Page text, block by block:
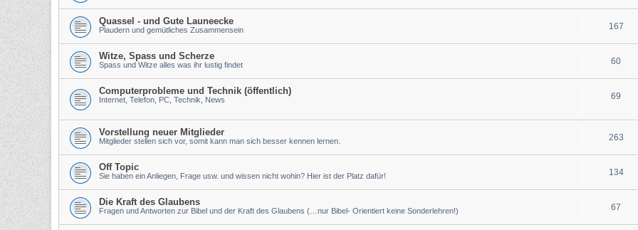
Quassel - und Gute Launeecke
Plaudern und gemütliches Zusammensein 167
Witze, Spass und Scherze
Spass und Witze alles was ihr lustig findet 60
Computerprobleme und Technik (öffentlich)
Internet, Telefon, PC, Technik, News 69
Vorstellung neuer Mitglieder
Mitglieder stellen sich vor, somit kann man sich besser kennen lernen. 263
Off Topic
Sie haben ein Anliegen, Frage usw. und wissen nicht wohin? Hier ist der Platz dafür! 134
Die Kraft des Glaubens
Fragen und Antworten zur Bibel und der Kraft des Glaubens (…nur Bibel- Orientiert keine Sonderlehren!) 67